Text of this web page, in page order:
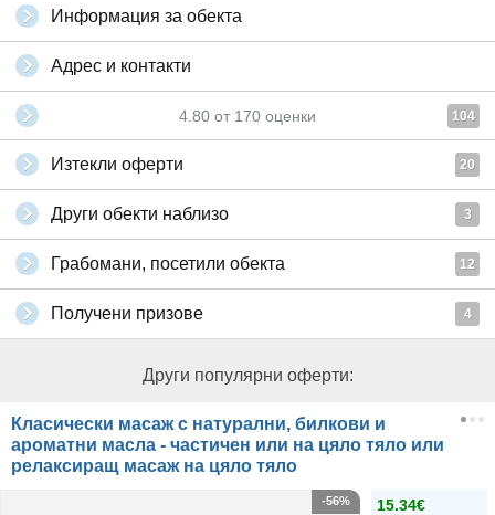
Информация за обекта
Адрес и контакти
4.80 от 170 оценки 104
Изтекли оферти 20
Други обекти наблизо 3
Грабомани, посетили обекта 12
Получени призове 4
Други популярни оферти:
Класически масаж с натурални, билкови и
ароматни масла - частичен или на цяло тяло или
релаксиращ масаж на цяло тяло
15.34€
-56%